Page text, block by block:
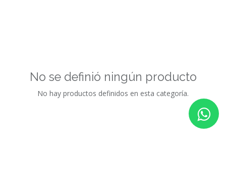
No se definió ningún producto
No hay productos definidos en esta categoría.